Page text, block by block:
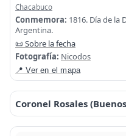
Chacabuco
Conmemora: 1816. Día de la
Argentina.
📜 Sobre la fecha
Fotografía: Nicodos
📍 Ver en el mapa
Coronel Rosales